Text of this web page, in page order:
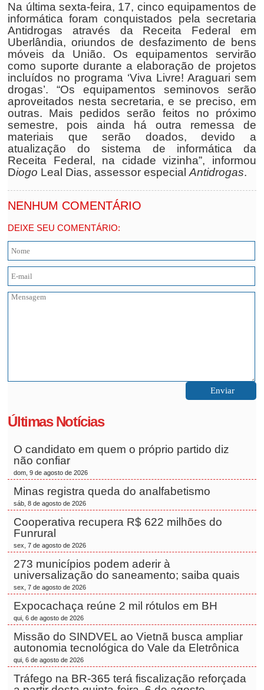
Na última sexta-feira, 17, cinco equipamentos de
informática foram conquistados pela secretaria
Antidrogas através da Receita Federal em
Uberlândia, oriundos de desfazimento de bens
móveis da União. Os equipamentos servirão
como suporte durante a elaboração de projetos
incluídos no programa ‘Viva Livre! Araguari sem
drogas’. “Os equipamentos seminovos serão
aproveitados nesta secretaria, e se preciso, em
outras. Mais pedidos serão feitos no próximo
semestre, pois ainda há outra remessa de
materiais que serão doados, devido a
atualização do sistema de informática da
Receita Federal, na cidade vizinha”, informou
Diogo Leal Dias, assessor especialAntidrogas.
NENHUM COMENTÁRIO
DEIXE SEU COMENTÁRIO:
Últimas Notícias
O candidato em quem o próprio partido diz
não confiar
dom, 9 de agosto de 2026
Minas registra queda do analfabetismo
sáb, 8 de agosto de 2026
Cooperativa recupera R$ 622 milhões do
Funrural
sex, 7 de agosto de 2026
273 municípios podem aderir à
universalização do saneamento; saiba quais
sex, 7 de agosto de 2026
Expocachaça reúne 2 mil rótulos em BH
qui, 6 de agosto de 2026
Missão do SINDVEL ao Vietnã busca ampliar
autonomia tecnológica do Vale da Eletrônica
qui, 6 de agosto de 2026
Tráfego na BR-365 terá fiscalização reforçada